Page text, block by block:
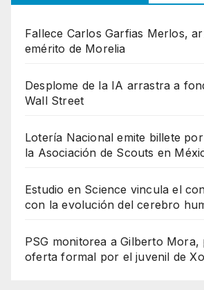
Fallece Carlos Garfias Merlos,
emérito de Morelia
Desplome de la IA arrastra a
Wall Street
Lotería Nacional emite billete
la Asociación de Scouts en
Estudio en Science vincula el
con la evolución del cerebro
PSG monitorea a Gilberto
oferta formal por el juvenil de